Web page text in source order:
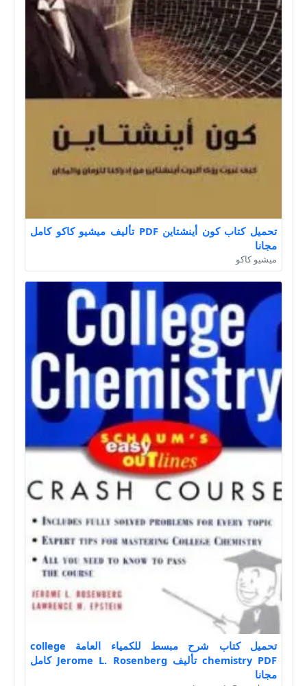
تحميل كتاب كون أينشتاين PDF تأليف ميشيو كاكو كامل
مجانا
ميشيو كاكو
تحميل كتاب شرح مبسط للكمياء العامة college
chemistry PDF تأليف Jerome L. Rosenberg كامل
مجانا